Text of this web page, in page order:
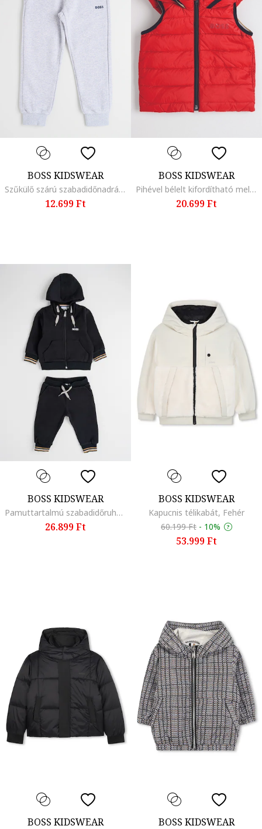
BOSS KIDSWEAR
Szűkülő szárú szabadidőnadrág oldalzsebekkel, Melange világosszürke
12.699 Ft
BOSS KIDSWEAR
Pihével bélelt kifordítható mellény, Sötétpiros
20.699 Ft
BOSS KIDSWEAR
Pamuttartalmú szabadidőruha logóval, Koptatott fekete
26.899 Ft
BOSS KIDSWEAR
Kapucnis télikabát, Fehér
60.199 Ft - 10%
53.999 Ft
BOSS KIDSWEAR BOSS KIDSWEAR